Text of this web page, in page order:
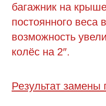
багажник на крыше
постоянного веса
возможность
колёс на 2″.
Результат